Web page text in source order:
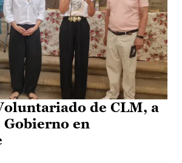
de CLM, a
Gobierno en